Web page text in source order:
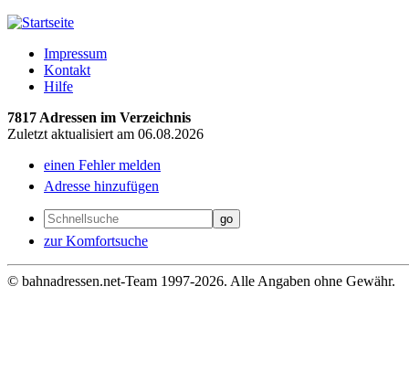
Impressum
Kontakt
Hilfe
7817 Adressen im Verzeichnis
Zuletzt aktualisiert am 06.08.2026
einen Fehler melden
Adresse hinzufügen
zur Komfortsuche
© bahnadressen.net-Team 1997-2026. Alle Angaben ohne Gewähr.